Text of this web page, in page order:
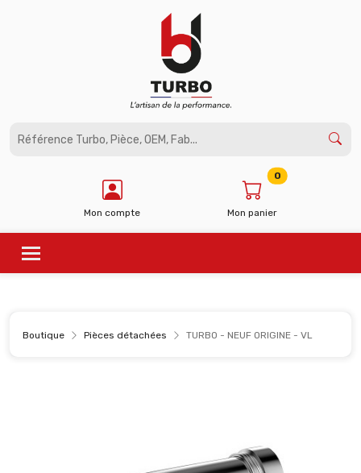
Mon compte Mon panier
0
Boutique Pièces détachées TURBO - NEUF ORIGINE - VL
Panneau de gestion des cookies